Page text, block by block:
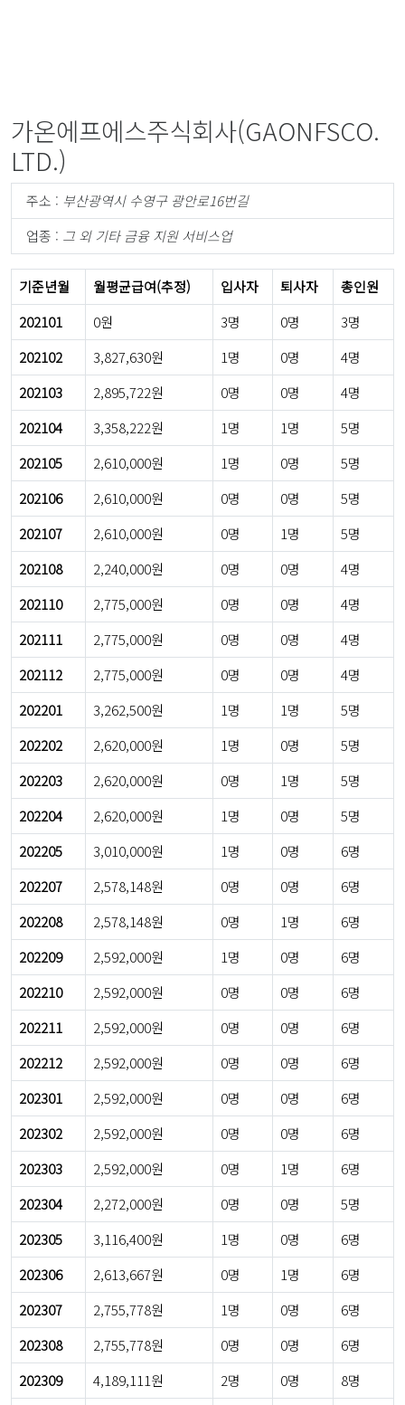
가온에프에스주식회사(GAONFSCO.
LTD.)
주소 : 부산광역시 수영구 광안로16번길
업종 : 그 외 기타 금융 지원 서비스업
기준년월 월평균급여(추정) 입사자 퇴사자
총인원
202101
0원 3명 0명
3명
202102
3,827,630원 1명 0명
4명
202103
2,895,722원 0명 0명
4명
202104
3,358,222원 1명 1명
5명
202105
2,610,000원 1명 0명
5명
202106
2,610,000원 0명 0명
5명
202107
2,610,000원 0명 1명
5명
202108
2,240,000원 0명 0명
4명
202110
2,775,000원 0명 0명
4명
202111
2,775,000원 0명 0명
4명
202112
2,775,000원 0명 0명
4명
202201
3,262,500원 1명 1명
5명
202202
2,620,000원 1명 0명
5명
202203
2,620,000원 0명 1명
5명
202204
2,620,000원 1명 0명
5명
202205
3,010,000원 1명 0명
6명
202207
2,578,148원 0명 0명
6명
202208
2,578,148원 0명 1명
6명
202209
2,592,000원 1명 0명
6명
202210
2,592,000원 0명 0명
6명
202211
2,592,000원 0명 0명
6명
202212
2,592,000원 0명 0명
6명
202301
2,592,000원 0명 0명
6명
202302
2,592,000원 0명 0명
6명
202303
2,592,000원 0명 1명
6명
202304
2,272,000원 0명 0명
5명
202305
3,116,400원 1명 0명
6명
202306
2,613,667원 0명 1명
6명
202307
2,755,778원 1명 0명
6명
202308
2,755,778원 0명 0명
6명
202309
4,189,111원 2명 0명
8명